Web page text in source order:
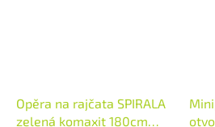
Opěra na rajčata SPIRALA
zelená komaxit 180cm